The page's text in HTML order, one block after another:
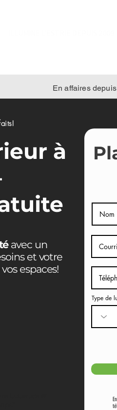
En affaires
à
avec un
et votre
espaces!
Type de